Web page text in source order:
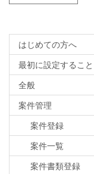
はじめての方へ
最初に設定すること
全般
案件管理
案件登録
案件一覧
案件書類登録